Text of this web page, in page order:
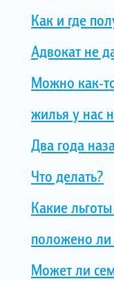
Как и где
Адвокат не
Можно как-
жилья у нас
Два года
Что делать?
Какие
положено ли
Может ли